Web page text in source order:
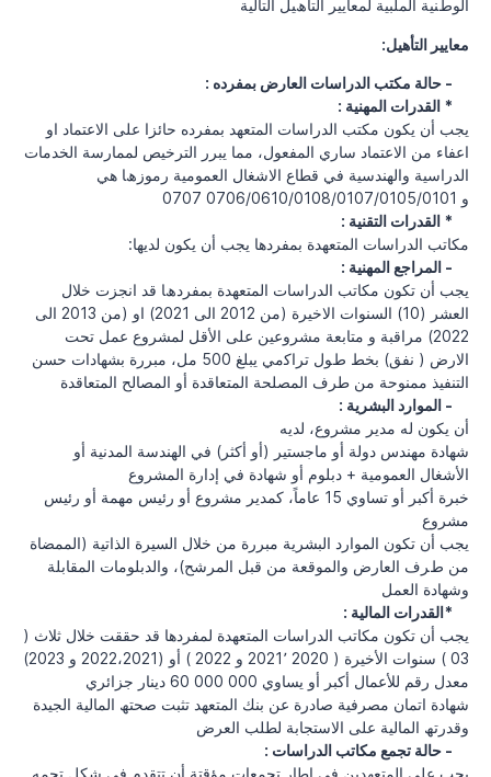
اﻟﻮطﻨﯿﺔ اﻟﻤﻠﺒﯿﺔ ﻟﻤﻌﺎﯾﯿﺮ اﻟﺘﺄھﯿﻞ اﻟﺘﺎﻟﯿﺔ
:معايير التأهيل
: حالة مكتب الدراسات العارض بمفرده -
: القدرات المهنية *
ﯾﺠﺐ أن ﯾﻜﻮن ﻣﻜﺘﺐ اﻟﺪراﺳﺎت اﻟﻤﺘﻌﮭﺪ ﺑﻤﻔﺮده ﺣﺎﺋﺰا ﻋﻠﻰ اﻻﻋﺘﻤﺎد او
اﻋﻔﺎء ﻣﻦ اﻻﻋﺘﻤﺎد ﺳﺎري اﻟﻤﻔﻌﻮل، ﻣﻤﺎ ﯾﺒﺮر اﻟﺘﺮﺧﯿﺺ ﻟﻤﻤﺎرﺳﺔ اﻟﺨﺪﻣﺎت
اﻟﺪراﺳﯿﺔ واﻟﮭﻨﺪﺳﯿﺔ ﻓﻲ ﻗﻄﺎع اﻻﺷﻐﺎل اﻟﻌﻤﻮﻣﯿﺔ رﻣﻮزھﺎ ھي
0707 و 0706/0610/0108/0107/0105/0101
: القدرات التقنية *
:مكاتب الدراسات المتعهدة بمفردها يجب أن يكون لديها
: المراجع المهنية -
ﯾﺠﺐ أن ﺗﻜﻮن ﻣﻜﺎﺗﺐ اﻟﺪراﺳﺎت اﻟﻤﺘﻌﮭﺪة ﺑﻤﻔﺮدھﺎ ﻗﺪ اﻧﺠﺰت ﺧﻼل
اﻟﻌﺸﺮ (10) اﻟﺴﻨﻮات اﻻﺧﯿﺮة (ﻣﻦ 2012 اﻟﻰ 2021) او (ﻣﻦ 2013 اﻟﻰ
2022) ﻣﺮاﻗﺒﺔ و ﻣﺘﺎﺑﻌﺔ ﻣﺸﺮوﻋﯿﻦ ﻋﻠﻰ اﻷﻗﻞ ﻟﻤﺸﺮوع ﻋﻤﻞ ﺗﺤﺖ
اﻻرض ( ﻧﻔﻖ) ﺑﺨﻂ طﻮل ﺗﺮاﻛمي يبلغ 500 مل، مبررة بشهادات حسن
التنفيذ ممنوحة من طرف المصلحة المتعاقدة أو المصالح المتعاقدة
: الموارد البشرية -
أن يكون له مدير مشروع، لديه
ﺷﮭﺎدة ﻣﮭﻨﺪس دوﻟﺔ أو ﻣﺎﺟﺴﺘﯿﺮ (أو أﻛﺜﺮ) ﻓﻲ اﻟﮭﻨﺪﺳﺔ اﻟﻤﺪﻧﯿﺔ أو
اﻷﺷﻐﺎل اﻟﻌﻤﻮﻣﯿﺔ + دﺑﻠﻮم أو ﺷﮭﺎدة ﻓﻲ إدارة اﻟﻤﺸﺮوع
ﺧﺒﺮة أﻛﺒﺮ أو ﺗﺴﺎوي 15 ﻋﺎﻣﺎً، ﻛﻤﺪﯾﺮ ﻣﺸﺮوع أو رﺋﯿﺲ ﻣﮭﻤﺔ أو رﺋﯿﺲ
ﻣﺸﺮوع
ﯾﺠﺐ أن ﺗﻜﻮن اﻟﻤﻮارد اﻟﺒﺸﺮﯾﺔ ﻣﺒﺮرة ﻣﻦ ﺧﻼل اﻟﺴﯿﺮة اﻟﺬاﺗﯿﺔ (اﻟﻤﻤﻀﺎة
ﻣﻦ طﺮف اﻟﻌﺎرض واﻟﻤﻮﻗﻌﺔ ﻣﻦ ﻗﺒﻞ اﻟﻤﺮﺷﺢ)، والدبلومات المقابلة
وشهادة العمل
: القدرات المالية*
يجب أن تكون مكاتب الدراسات المتعهدة لمفردها قد حققت خلال ثلاث (
03 ) سنوات الأخيرة ( 2020 2021٬ و 2022 ) أو (2022،2021 و 2023)
معدل رقم للأعمال أكبر أو يساوي 000 000 60 دينار جزائري
شهادة اﺗﻤﺎن ﻣﺼﺮﻓﯿﺔ ﺻﺎدرة ﻋﻦ ﺑﻨﻚ اﻟﻤﺘﻌﮭﺪ ﺗﺜﺒﺖ ﺻﺤﺘﮫ اﻟﻤﺎﻟﯿﺔ اﻟﺠﯿﺪة
وﻗﺪرﺗﮫ اﻟﻤﺎﻟﯿﺔ ﻋﻠﻰ اﻻﺳﺘﺠﺎﺑﺔ ﻟﻄﻠﺐ اﻟﻌﺮض
: حالة تجمع مكاتب الدراسات -